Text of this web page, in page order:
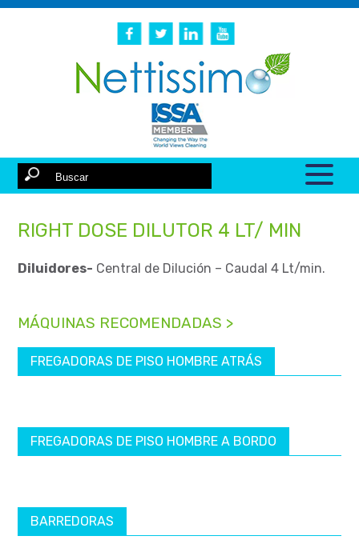
RIGHT DOSE DILUTOR 4 LT/ MIN
Diluidores- Central de Dilución – Caudal 4 Lt/min.
MÁQUINAS RECOMENDADAS >
FREGADORAS DE PISO HOMBRE ATRÁS
FREGADORAS DE PISO HOMBRE A BORDO
BARREDORAS